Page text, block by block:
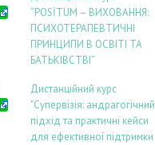
“POSİTUM – ВИХОВАННЯ:
ПСИХОТЕРАПЕВТИЧНІ
ПРИНЦИПИ В ОСВІТІ ТА
БАТЬКІВСТВІ”
Дистанційний курс
"Супервізія: андрагогічний
підхід та практичні кейси
для ефективної підтримки